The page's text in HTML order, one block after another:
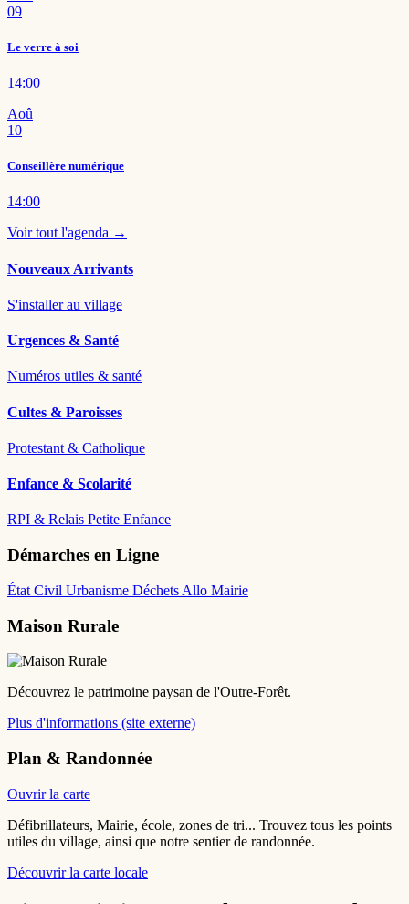
09
Le verre à soi
14:00
Aoû
10
Conseillère numérique
14:00
Voir tout l'agenda →
Nouveaux Arrivants
S'installer au village
Urgences & Santé
Numéros utiles & santé
Cultes & Paroisses
Protestant & Catholique
Enfance & Scolarité
RPI & Relais Petite Enfance
Démarches en Ligne
État Civil Urbanisme Déchets Allo Mairie
Maison Rurale
Découvrez le patrimoine paysan de l'Outre-Forêt.
Plus d'informations (site externe)
Plan & Randonnée
Ouvrir la carte
Défibrillateurs, Mairie, école, zones de tri... Trouvez tous les points
utiles du village, ainsi que notre sentier de randonnée.
Découvrir la carte locale